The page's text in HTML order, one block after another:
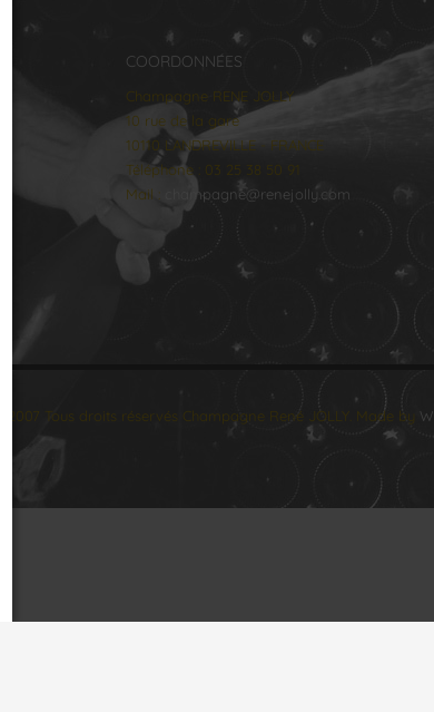
COORDONNÉES
Champagne RENE JOLLY
10 rue de la gare
10110 LANDREVILLE - FRANCE
Téléphone : 03 25 38 50 91
Mail :
champagne@renejolly.com
© 2007 Tous droits réservés Champagne René JOLLY. Made by